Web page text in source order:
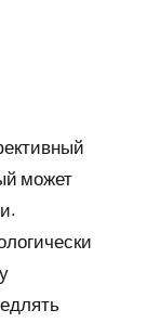
может